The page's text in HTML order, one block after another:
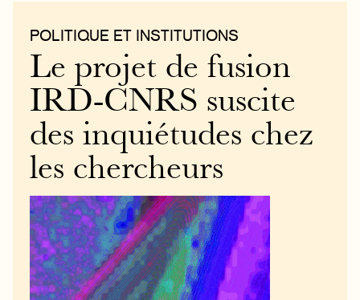
POLITIQUE ET INSTITUTIONS
Le projet de fusion
IRD-CNRS suscite
des inquiétudes chez
les chercheurs